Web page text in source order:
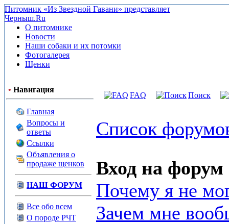
Питомник «Из Звездной Гавани» представляет
Черныш.Ru
О питомнике
Новости
Наши собаки и их потомки
Фотогалерея
Щенки
• Навигация
Главная
Вопросы и
ответы
Ссылки
Объявления о
продаже щенков
НАШ ФОРУМ
Все обо всем
О породе РЧТ
FAQ Поиск
Список
Вход на форум
Почему я не
Зачем мне